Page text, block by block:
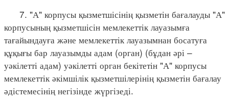
7. "А" корпусы қызметшісінің қызметін бағалауды "А"
корпусының қызметшісін мемлекеттік лауазымға
тағайындауға және мемлекеттік лауазымнан босатуға
құқығы бар лауазымды адам (орган) (бұдан әрі –
уәкілетті адам) уәкілетті орган бекітетін "А" корпусы
мемлекеттік әкімшілік қызметшілерінің қызметін бағалау
әдістемесінің негізінде жүргізеді.